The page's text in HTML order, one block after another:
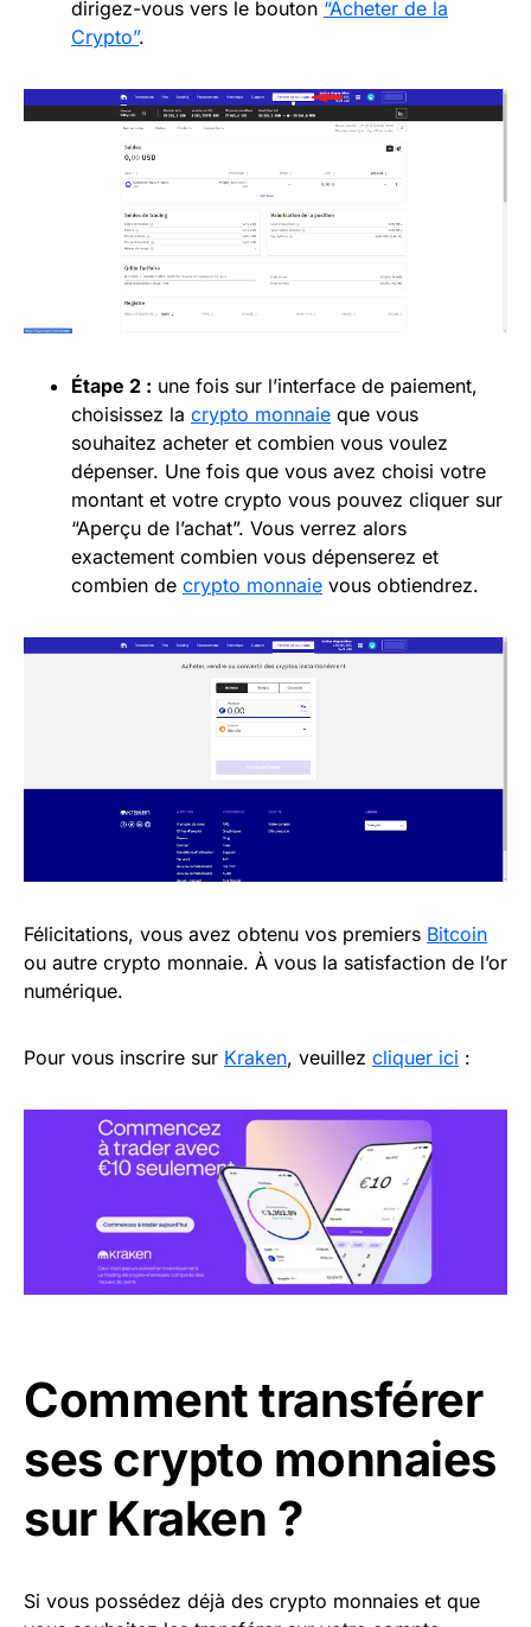
dirigez-vous vers le bouton “Acheter de la
Crypto”.
Étape 2 : une fois sur l’interface de paiement,
choisissez la crypto monnaie que vous
souhaitez acheter et combien vous voulez
dépenser. Une fois que vous avez choisi votre
montant et votre crypto vous pouvez cliquer sur
“Aperçu de l’achat”. Vous verrez alors
exactement combien vous dépenserez et
combien de crypto monnaie vous obtiendrez.
Félicitations, vous avez obtenu vos premiers Bitcoin
ou autre crypto monnaie. À vous la satisfaction de l’or
numérique.
Pour vous inscrire sur Kraken, veuillez cliquer ici :
Comment transférer
ses crypto monnaies
sur Kraken ?
Si vous possédez déjà des crypto monnaies et que